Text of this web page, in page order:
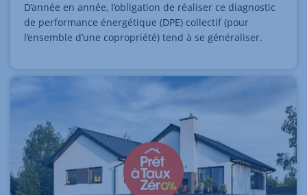
D’année en année, l’obligation de réaliser ce diagnostic
de performance énergétique (DPE) collectif (pour
l’ensemble d’une copropriété) tend à se généraliser.